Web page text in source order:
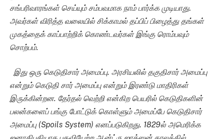
சங்பரிவாரங்கள் செய்யும் சம்பவமாக நாம் பார்க்க முடியாது.
அவர்கள் விரித்த வலையில் சிக்காமல் தப்பிப் பிழைத்து தங்கள்
முகத்தைக் காப்பாற்றிக் கொண்டவர்கள் இங்கு ரொம்பவும்
சொற்பம்.
இது ஒரு கெடுதிசார் அமைப்பு. அரசியலில் தகுதிசார் அமைப்பு
என்றும் கெடுதி சார் அமைப்பு என்றும் இரண்டு மாதிரிகள்
இருக்கின்றன. தேர்தல் வெற்றி என்கிற பெயரில் கெடுதிகளின்
பலன்களைப்பங்கு போட்டுக் கொள்ளும் அமைப்பே கெடுதிசார்
அமைப்பு (Spoils System) எனப்படுகிறது. 1829ல் அமெரிக்க